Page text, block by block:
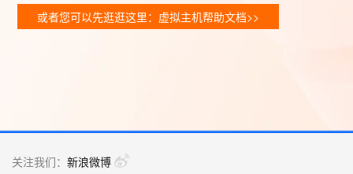
或者您可以先逛逛这里：虚拟主机帮助文档>>